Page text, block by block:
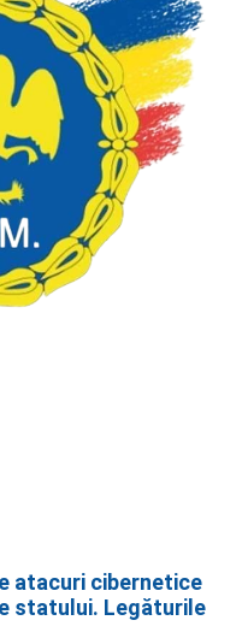
atacuri cibernetice
statului. Legăturile